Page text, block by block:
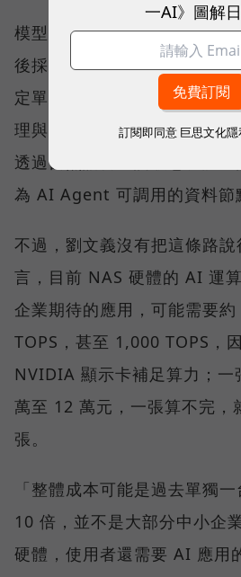
模型的選擇權，QNAP 刻意
後採用哪一個模型，可由企
定單一 AI 供應商。QNAP
理與模型情境協定（MCP）
透過自然語言查詢狀態、調
為 AI Agent 可調用的資料節
不過，劉文義沒有把這條路說
言，目前 NAS 硬體的 AI 運
企業期待的應用，可能需要
TOPS，甚至 1,000 TOPS，
NVIDIA 顯示卡補足算力；一
萬至 12 萬元，一張算不完，
張。
「整體成本可能是過去單獨
10 倍，並不是大部分中小企
硬體，使用者還需要 AI 應用
一AI》圖解
訂閱即同意 巨思文化